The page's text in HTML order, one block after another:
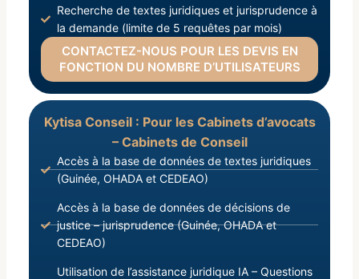
Recherche de textes juridiques et jurisprudence à
la demande (limite de 5 requêtes par mois)
CONTACTEZ-NOUS POUR LES DEVIS EN
FONCTION DU NOMBRE D’UTILISATEURS
Kytisa Conseil : Pour les Cabinets d’avocats
– Cabinets de Conseil
Accès à la base de données de textes juridiques
(Guinée, OHADA et CEDEAO)
Accès à la base de données de décisions de
justice – jurisprudence (Guinée, OHADA et
CEDEAO)
Utilisation de l’assistance juridique IA – Questions